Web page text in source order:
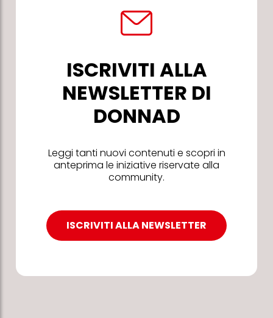
ISCRIVITI ALLA
NEWSLETTER DI
DONNAD
Leggi tanti nuovi contenuti e scopri in
anteprima le iniziative riservate alla
community.
ISCRIVITI ALLA NEWSLETTER